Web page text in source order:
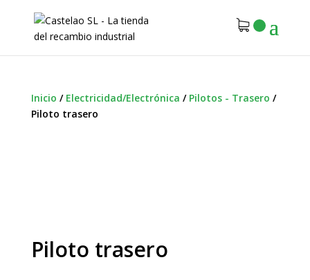
Inicio / Electricidad/Electrónica / Pilotos - Trasero /
Piloto trasero
Piloto trasero